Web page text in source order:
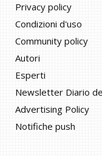
Privacy policy
Condizioni d'uso
Community policy
Autori
Esperti
Newsletter Diario
Advertising Policy
Notifiche push